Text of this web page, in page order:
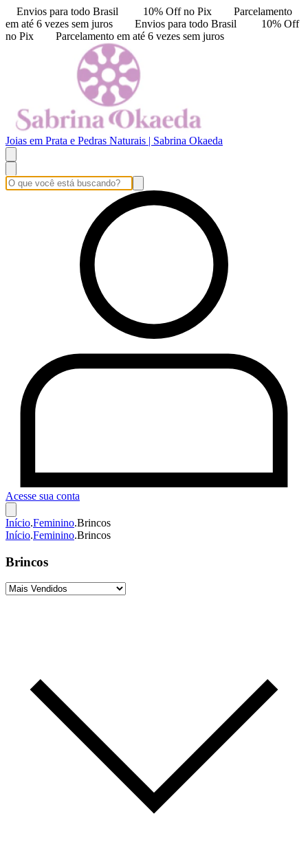
Envios para todo Brasil 10% Off no Pix
Parcelamento
em até 6 vezes sem juros
Envios para todo Brasil
10% Off
no Pix
Parcelamento em até 6 vezes sem juros
Joias em Prata e Pedras Naturais | Sabrina Okaeda
Acesse sua conta
Início.Feminino.Brincos
Início.Feminino.Brincos
Brincos